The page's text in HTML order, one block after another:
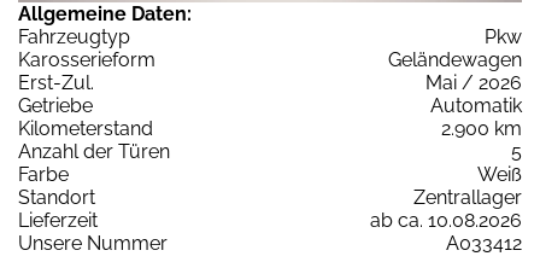
Allgemeine Daten:
Fahrzeugtyp
Pkw
Karosserieform
Geländewagen
Erst-Zul.
Mai / 2026
Getriebe
Automatik
Kilometerstand
2.900 km
Anzahl der Türen
5
Farbe
Weiß
Standort
Zentrallager
Lieferzeit
ab ca. 10.08.2026
Unsere Nummer
A033412